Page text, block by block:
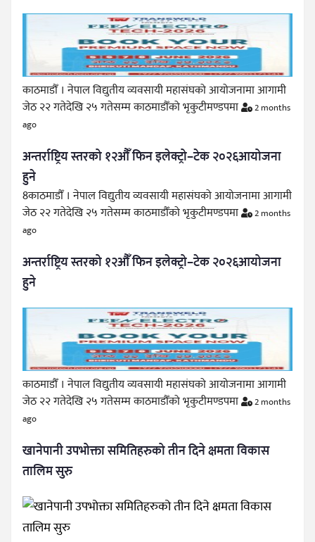
काठमाडौँ । नेपाल विद्युतीय व्यवसायी महासंघको आयोजनामा आगामी
जेठ २२ गतेदेखि २५ गतेसम्म काठमाडौँको भृकुटीमण्डपमा
2 months
ago
अन्तर्राष्ट्रिय स्तरको १२औँ फिन इलेक्ट्रो–टेक २०२६आयोजना
हुने
8काठमाडौँ । नेपाल विद्युतीय व्यवसायी महासंघको आयोजनामा आगामी
जेठ २२ गतेदेखि २५ गतेसम्म काठमाडौँको भृकुटीमण्डपमा
2 months
ago
अन्तर्राष्ट्रिय स्तरको १२औँ फिन इलेक्ट्रो–टेक २०२६आयोजना
हुने
काठमाडौँ । नेपाल विद्युतीय व्यवसायी महासंघको आयोजनामा आगामी
जेठ २२ गतेदेखि २५ गतेसम्म काठमाडौँको भृकुटीमण्डपमा
2 months
ago
खानेपानी उपभोक्ता समितिहरुको तीन दिने क्षमता विकास
तालिम सुरु